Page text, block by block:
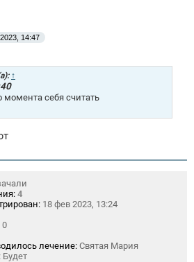
14:47
↑
момента себя считать
4
18 фев 2023, 13:24
0
лечение: Святая Мария
Будет